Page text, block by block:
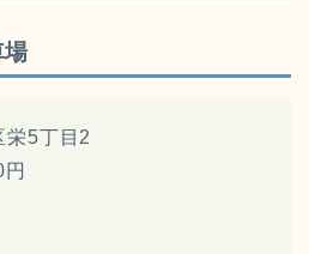
場
栄5丁目2